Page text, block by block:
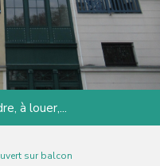
à louer,...
sur balcon